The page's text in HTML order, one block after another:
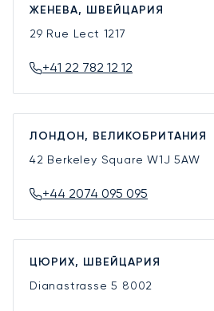
ЖЕНЕВА, ШВЕЙЦАРИЯ
29 Rue Lect 1217
+41 22 782 12 12
ЛОНДОН, ВЕЛИКОБРИТАНИЯ
42 Berkeley SquareW1J 5AW
+44 2074 095 095
ЦЮРИХ, ШВЕЙЦАРИЯ
Dianastrasse 5 8002